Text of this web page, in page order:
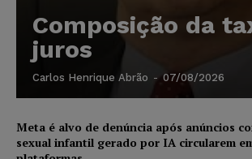
Composição da
juros
Carlos Henrique Abrão - 07/08/2026
Meta é alvo de denúncia após anúncios
sexual infantil gerado por IA circularem